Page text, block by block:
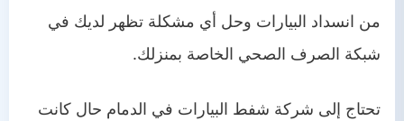
من انسداد البيارات وحل أي مشكلة تظهر لديك في
شبكة الصرف الصحي الخاصة بمنزلك.
تحتاج إلى شركة شفط البيارات في الدمام حال كانت